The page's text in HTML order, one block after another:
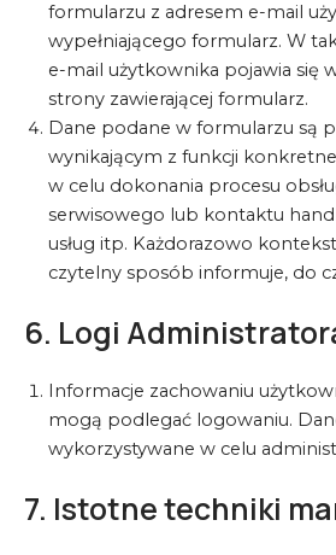
formularzu z adresem e-mail
wypełniającego formularz. W
e-mail użytkownika pojawia się
strony zawierającej formularz.
Dane podane w formularzu są
wynikającym z funkcji
w celu dokonania procesu
serwisowego lub kontaktu
usług itp. Każdorazowo
czytelny sposób informuje, do
6. Logi
Informacje zachowaniu
mogą podlegać logowaniu.
wykorzystywane w celu
7. Istotne techniki